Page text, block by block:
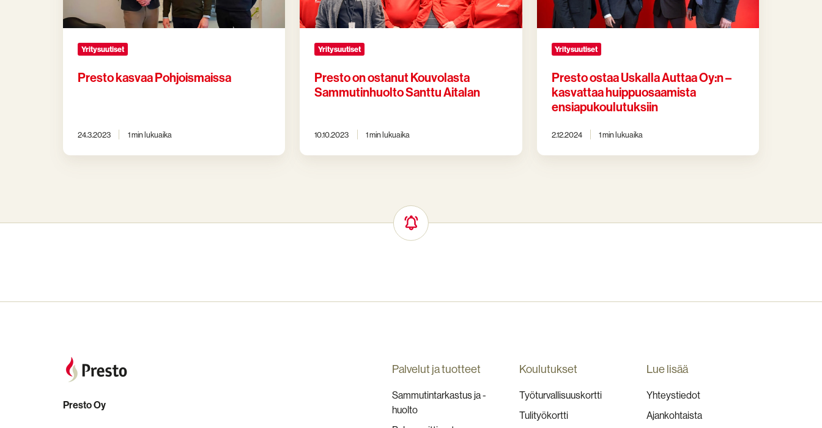
Yritysuutiset
Presto kasvaa Pohjoismaissa
24.3.2023 1 min lukuaika
Aitalan
Yritysuutiset
Presto on ostanut Kouvolasta
Sammutinhuolto Santtu Aitalan
10.10.2023 1 min lukuaika
kasvattaa
huippuosaamista
Yritysuutiset
Presto ostaa Uskalla Auttaa Oy:n –
kasvattaa huippuosaamista
ensiapukoulutuksiin
2.12.2024 1 min lukuaika
Presto Oy
Palvelut ja tuotteet
Sammutintarkastus ja -
huolto
Koulutukset
Työturvallisuuskortti
Tulityökortti
Lue lisää
Yhteystiedot
Ajankohtaista